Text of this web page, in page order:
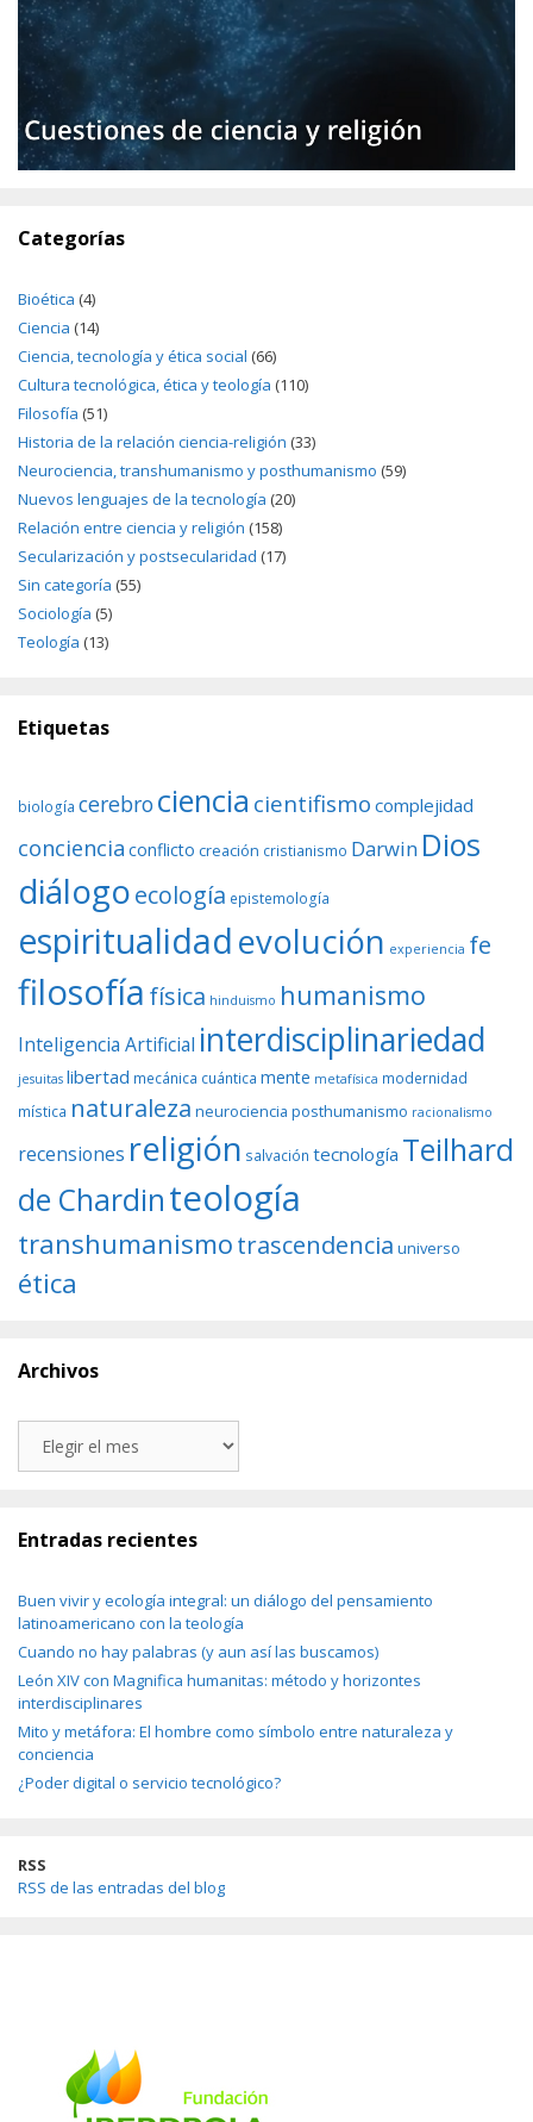
Categorías
Bioética (4)
Ciencia (14)
Ciencia, tecnología y ética social (66)
Cultura tecnológica, ética y teología (110)
Filosofía (51)
Historia de la relación ciencia-religión (33)
Neurociencia, transhumanismo y posthumanismo (59)
Nuevos lenguajes de la tecnología (20)
Relación entre ciencia y religión (158)
Secularización y postsecularidad (17)
Sin categoría (55)
Sociología (5)
Teología (13)
Etiquetas
biología cerebro ciencia cientifismo complejidad
conciencia conflicto creación cristianismo Darwin Dios
diálogoecología epistemología
espiritualidadevolución experiencia fe
filosofía física hinduismo humanismo
Inteligencia Artificial interdisciplinariedad
jesuitas libertad mecánica cuántica mente metafísica modernidad
mística naturaleza neurociencia posthumanismo racionalismo
recensiones religión salvación tecnología Teilhard
de Chardinteología
transhumanismotrascendencia universo
ética
Archivos
Entradas recientes
Buen vivir y ecología integral: un diálogo del pensamiento
latinoamericano con la teología
Cuando no hay palabras (y aun así las buscamos)
León XIV con Magnifica humanitas: método y horizontes
interdisciplinares
Mito y metáfora: El hombre como símbolo entre naturaleza y
conciencia
¿Poder digital o servicio tecnológico?
RSS
RSS de las entradas del blog